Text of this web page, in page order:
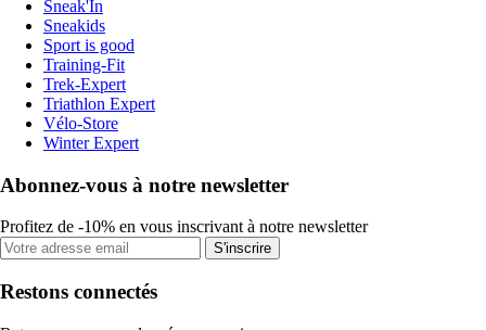
Sneak'In
Sneakids
Sport is good
Training-Fit
Trek-Expert
Triathlon Expert
Vélo-Store
Winter Expert
Abonnez-vous à notre newsletter
Profitez de -10% en vous inscrivant à notre newsletter
S'inscrire
Restons connectés